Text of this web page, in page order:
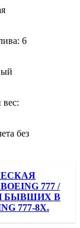
6
без
777 /
И БЫВШИХ В
777-8X.